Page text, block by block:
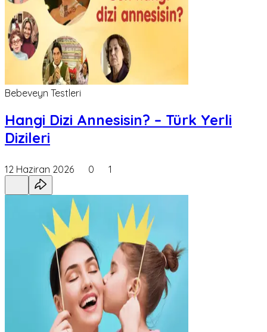
Bebeveyn Testleri
Hangi Dizi Annesisin? – Türk Yerli
Dizileri
12 Haziran 2026 0 1